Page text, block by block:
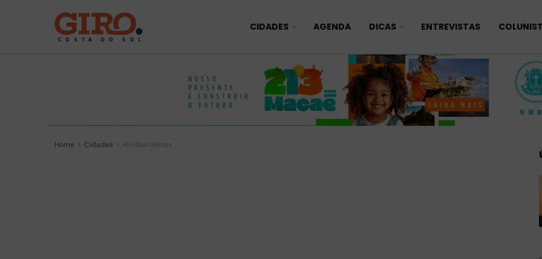
CIDADES AGENDA DICAS ENTREVISTAS
Home Cidades Rio das Ostras